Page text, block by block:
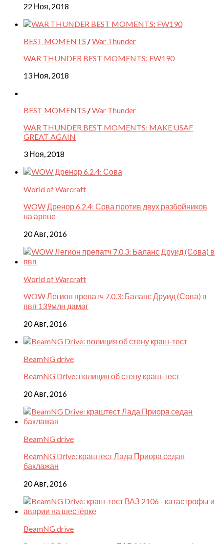
22 Ноя, 2018
BEST MOMENTS /War Thunder
WAR THUNDER BEST MOMENTS: FW190
13 Ноя, 2018
BEST MOMENTS /War Thunder
WAR THUNDER BEST MOMENTS: MAKE USAF
GREAT AGAIN
3 Ноя, 2018
World of Warcraft
WOW Дренор 6.2.4: Сова против двух разбойников
на арене
20 Авг, 2016
World of Warcraft
WOW Легион препатч 7.0.3: Баланс Друид (Сова) в
пвп 139млн дамаг
20 Авг, 2016
BeamNG drive
BeamNG Drive: полиция об стену краш-тест
20 Авг, 2016
BeamNG drive
BeamNG Drive: краштест Лада Приора седан
баклажан
20 Авг, 2016
BeamNG drive